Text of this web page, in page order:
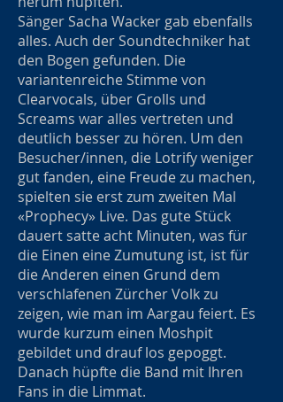
Sänger Sacha Wacker gab ebenfalls
alles. Auch der Soundtechniker hat
den Bogen gefunden. Die
variantenreiche Stimme von
Clearvocals, über Grolls und
Screams war alles vertreten und
deutlich besser zu hören. Um den
Besucher/innen, die Lotrify weniger
gut fanden, eine Freude zu machen,
spielten sie erst zum zweiten Mal
«Prophecy» Live. Das gute Stück
dauert satte acht Minuten, was für
die Einen eine Zumutung ist, ist für
die Anderen einen Grund dem
verschlafenen Zürcher Volk zu
zeigen, wie man im Aargau feiert. Es
wurde kurzum einen Moshpit
gebildet und drauf los gepoggt.
Danach hüpfte die Band mit Ihren
Fans in die Limmat.